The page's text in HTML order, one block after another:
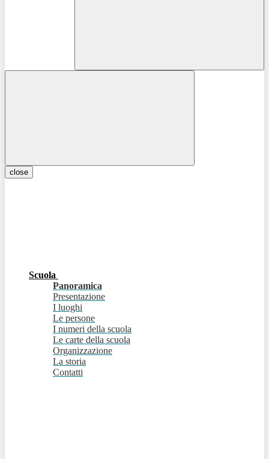
close
Scuola
Panoramica
Presentazione
I luoghi
Le persone
I numeri della scuola
Le carte della scuola
Organizzazione
La storia
Contatti